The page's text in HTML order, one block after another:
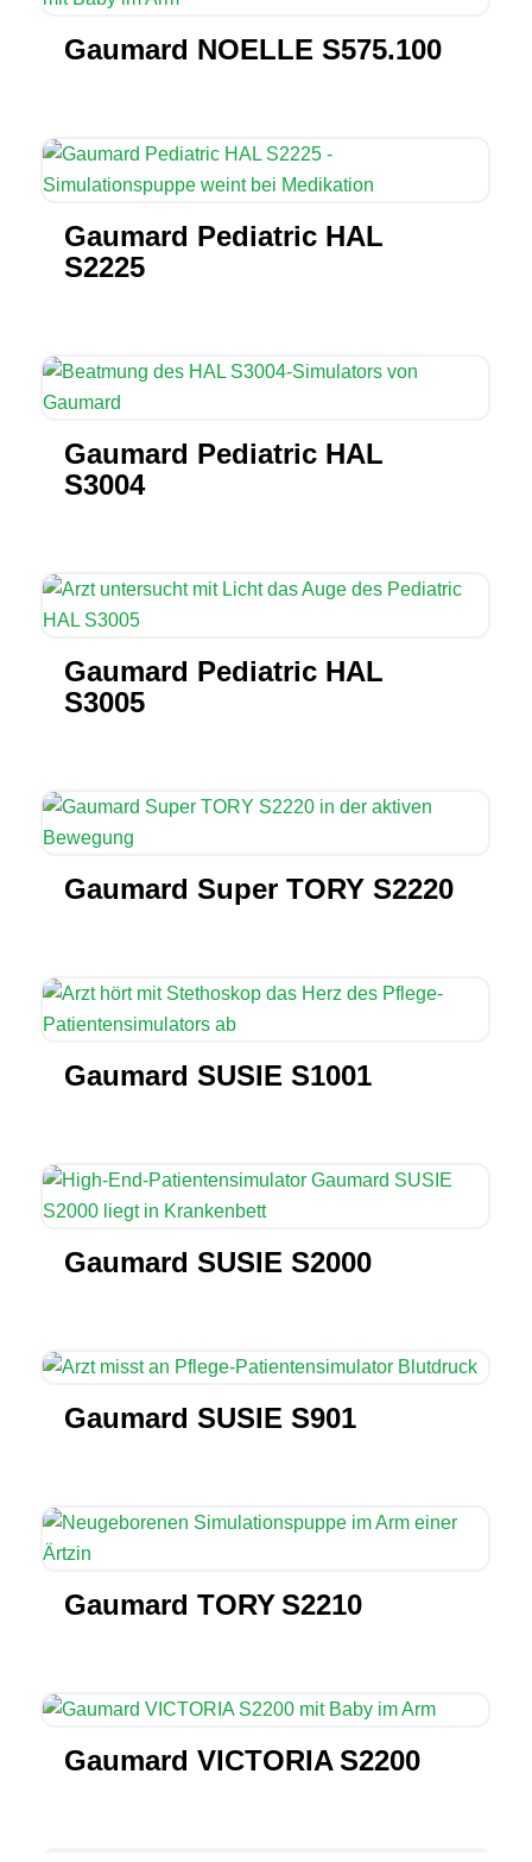
Gaumard NOELLE S575.100
Gaumard Pediatric HAL
S2225
Gaumard Pediatric HAL
S3004
Gaumard Pediatric HAL
S3005
Gaumard Super TORY S2220
Gaumard SUSIE S1001
Gaumard SUSIE S2000
Gaumard SUSIE S901
Gaumard TORY S2210
Gaumard VICTORIA S2200